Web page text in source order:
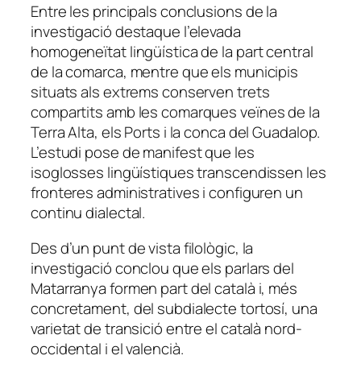
Entre les principals conclusions de la
investigació destaque l’elevada
homogeneïtat lingüística de la part central
de la comarca, mentre que els municipis
situats als extrems conserven trets
compartits amb les comarques veïnes de la
Terra Alta, els Ports i la conca del Guadalop.
L’estudi pose de manifest que les
isoglosses lingüístiques transcendissen les
fronteres administratives i configuren un
continu dialectal.
Des d’un punt de vista filològic, la
investigació conclou que els parlars del
Matarranya formen part del català i, més
concretament, del subdialecte tortosí, una
varietat de transició entre el català nord-
occidental i el valencià.